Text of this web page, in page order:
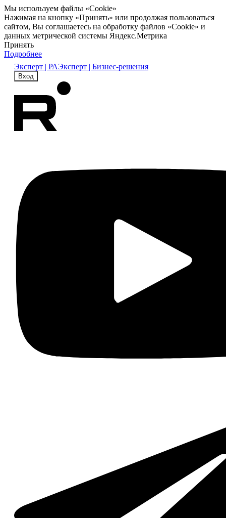
Мы используем файлы «Cookie»
Нажимая на кнопку «Принять» или продолжая пользоваться
сайтом, Вы соглашаетесь на обработку файлов «Cookie» и
данных метрической системы Яндекс.Метрика
Принять
Подробнее
Эксперт | РАЭксперт | Бизнес-решения
Вход